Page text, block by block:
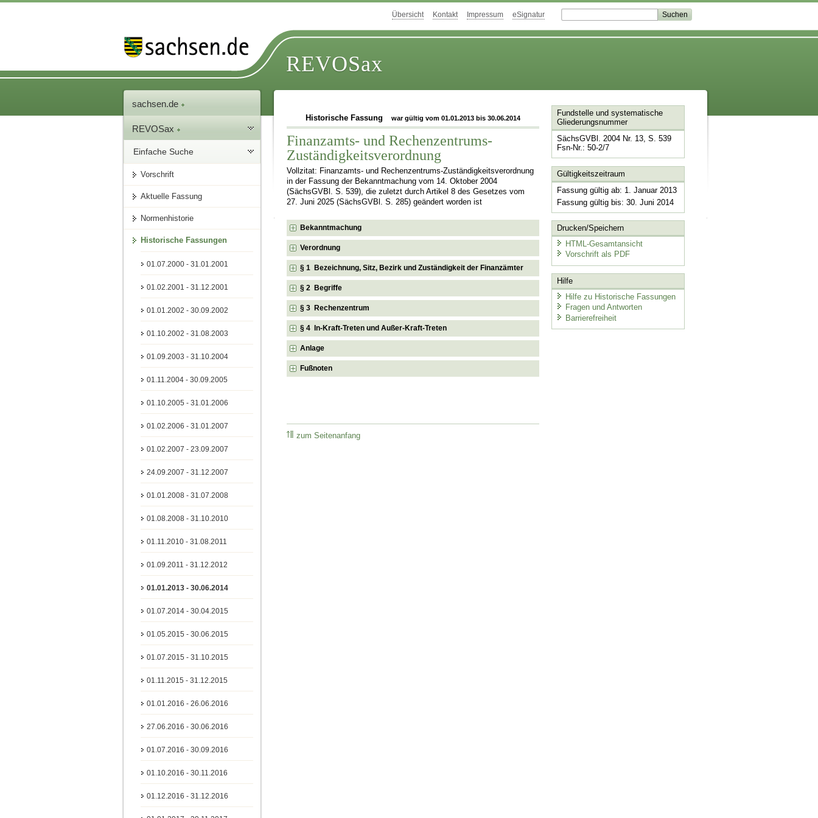
Übersicht Kontakt Impressum eSignatur
REVOSax
sachsen.de
REVOSax
Einfache Suche
Vorschrift
Aktuelle Fassung
Normenhistorie
Historische Fassungen
01.07.2000 - 31.01.2001
01.02.2001 - 31.12.2001
01.01.2002 - 30.09.2002
01.10.2002 - 31.08.2003
01.09.2003 - 31.10.2004
01.11.2004 - 30.09.2005
01.10.2005 - 31.01.2006
01.02.2006 - 31.01.2007
01.02.2007 - 23.09.2007
24.09.2007 - 31.12.2007
01.01.2008 - 31.07.2008
01.08.2008 - 31.10.2010
01.11.2010 - 31.08.2011
01.09.2011 - 31.12.2012
01.01.2013 - 30.06.2014
01.07.2014 - 30.04.2015
01.05.2015 - 30.06.2015
01.07.2015 - 31.10.2015
01.11.2015 - 31.12.2015
01.01.2016 - 26.06.2016
27.06.2016 - 30.06.2016
01.07.2016 - 30.09.2016
01.10.2016 - 30.11.2016
01.12.2016 - 31.12.2016
Historische Fassung war gültig vom 01.01.2013 bis 30.06.2014
Finanzamts- und Rechenzentrums-
Zuständigkeitsverordnung
Vollzitat: Finanzamts- und Rechenzentrums-Zuständigkeitsverordnung
in der Fassung der Bekanntmachung vom 14. Oktober 2004
(SächsGVBl. S. 539), die zuletzt durch Artikel 8 des Gesetzes vom
27. Juni 2025 (SächsGVBl. S. 285) geändert worden ist
Bekanntmachung
Verordnung
§ 1 Bezeichnung, Sitz, Bezirk und Zuständigkeit der Finanzämter
§ 2 Begriffe
§ 3 Rechenzentrum
§ 4 In-Kraft-Treten und Außer-Kraft-Treten
Anlage
Fußnoten
zum Seitenanfang
Fundstelle und systematische
Gliederungsnummer
SächsGVBl. 2004 Nr. 13, S. 539
Fsn-Nr.: 50-2/7
Gültigkeitszeitraum
Fassung gültig ab: 1. Januar 2013
Fassung gültig bis: 30. Juni 2014
Drucken/Speichern
HTML-Gesamtansicht
Vorschrift als PDF
Hilfe
Hilfe zu Historische Fassungen
Fragen und Antworten
Barrierefreiheit